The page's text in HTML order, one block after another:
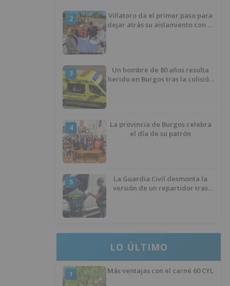
2
Villatoro da el primer paso para
dejar atrás su aislamiento con el
3
Un hombre de 80 años resulta
herido en Burgos tras la colisión
4
La provincia de Burgos celebra
el día de su patrón
5
La Guardia Civil desmonta la
versión de un repartidor tras
LO ÚLTIMO
1 Más ventajas con el carné 60 CYL